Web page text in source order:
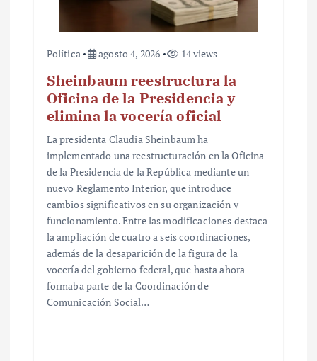
Política agosto 4, 2026 14 views
Sheinbaum reestructura la
Oficina de la Presidencia y
elimina la vocería oficial
La presidenta Claudia Sheinbaum ha
implementado una reestructuración en la Oficina
de la Presidencia de la República mediante un
nuevo Reglamento Interior, que introduce
cambios significativos en su organización y
funcionamiento. Entre las modificaciones destaca
la ampliación de cuatro a seis coordinaciones,
además de la desaparición de la figura de la
vocería del gobierno federal, que hasta ahora
formaba parte de la Coordinación de
Comunicación Social…